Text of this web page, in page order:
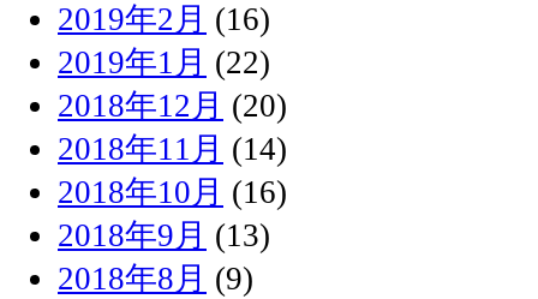
2019年2月 (16)
2019年1月 (22)
2018年12月 (20)
2018年11月 (14)
2018年10月 (16)
2018年9月 (13)
2018年8月 (9)